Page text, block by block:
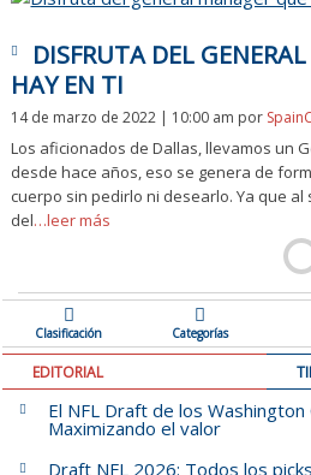
DISFRUTA DEL
HAY EN TI
14 de marzo de 2022 | 10:00 am por
Los aficionados de Dallas, llevamos un
desde hace años, eso se genera de
cuerpo sin pedirlo ni desearlo. Ya que
del…leer más
Clasificación Categorías
EDITORIAL
El NFL Draft de los Washington
Maximizando el valor
Draft NFL 2026: Todos los